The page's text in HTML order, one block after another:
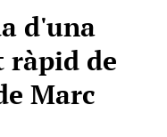
d'una
ràpid de
Marc